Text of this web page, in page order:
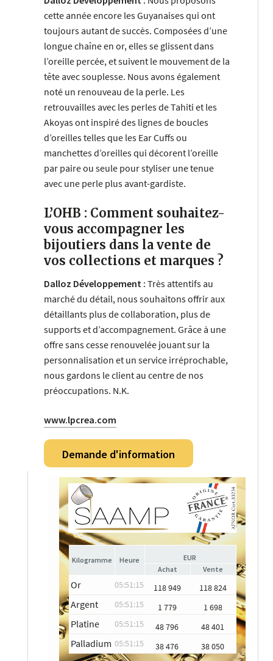
cette année encore les Guyanaises qui ont
toujours autant de succès. Composées d’une
longue chaîne en or, elles se glissent dans
l’oreille percée, et suivent le mouvement de la
tête avec souplesse. Nous avons également
noté un renouveau de la perle. Les
retrouvailles avec les perles de Tahiti et les
Akoyas ont inspiré des lignes de boucles
d’oreilles telles que les Ear Cuffs ou
manchettes d’oreilles qui décorent l’oreille
par paire ou seule pour styliser une tenue
avec une perle plus avant-gardiste.
L’OHB : Comment souhaitez-
vous accompagner les
bijoutiers dans la vente de
vos collections et marques ?
Dalloz Développement : Très attentifs au
marché du détail, nous souhaitons offrir aux
détaillants plus de collaboration, plus de
supports et d’accompagnement. Grâce à une
offre sans cesse renouvelée jouant sur la
personnalisation et un service irréprochable,
nous gardons le client au centre de nos
préoccupations. N.K.
www.lpcrea.com
Demande d'information
Heure
EUR
Achat
Vente
Or 05:51:15 118 949 118 824
Argent 05:51:15 1 779 1 698
Platine 05:51:15 48 796 48 401
Palladium 05:51:15 38 476 38 050